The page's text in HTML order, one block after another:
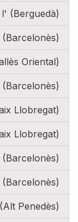
(Berguedà)
Oriental)
Llobregat)
Llobregat)
Penedès)